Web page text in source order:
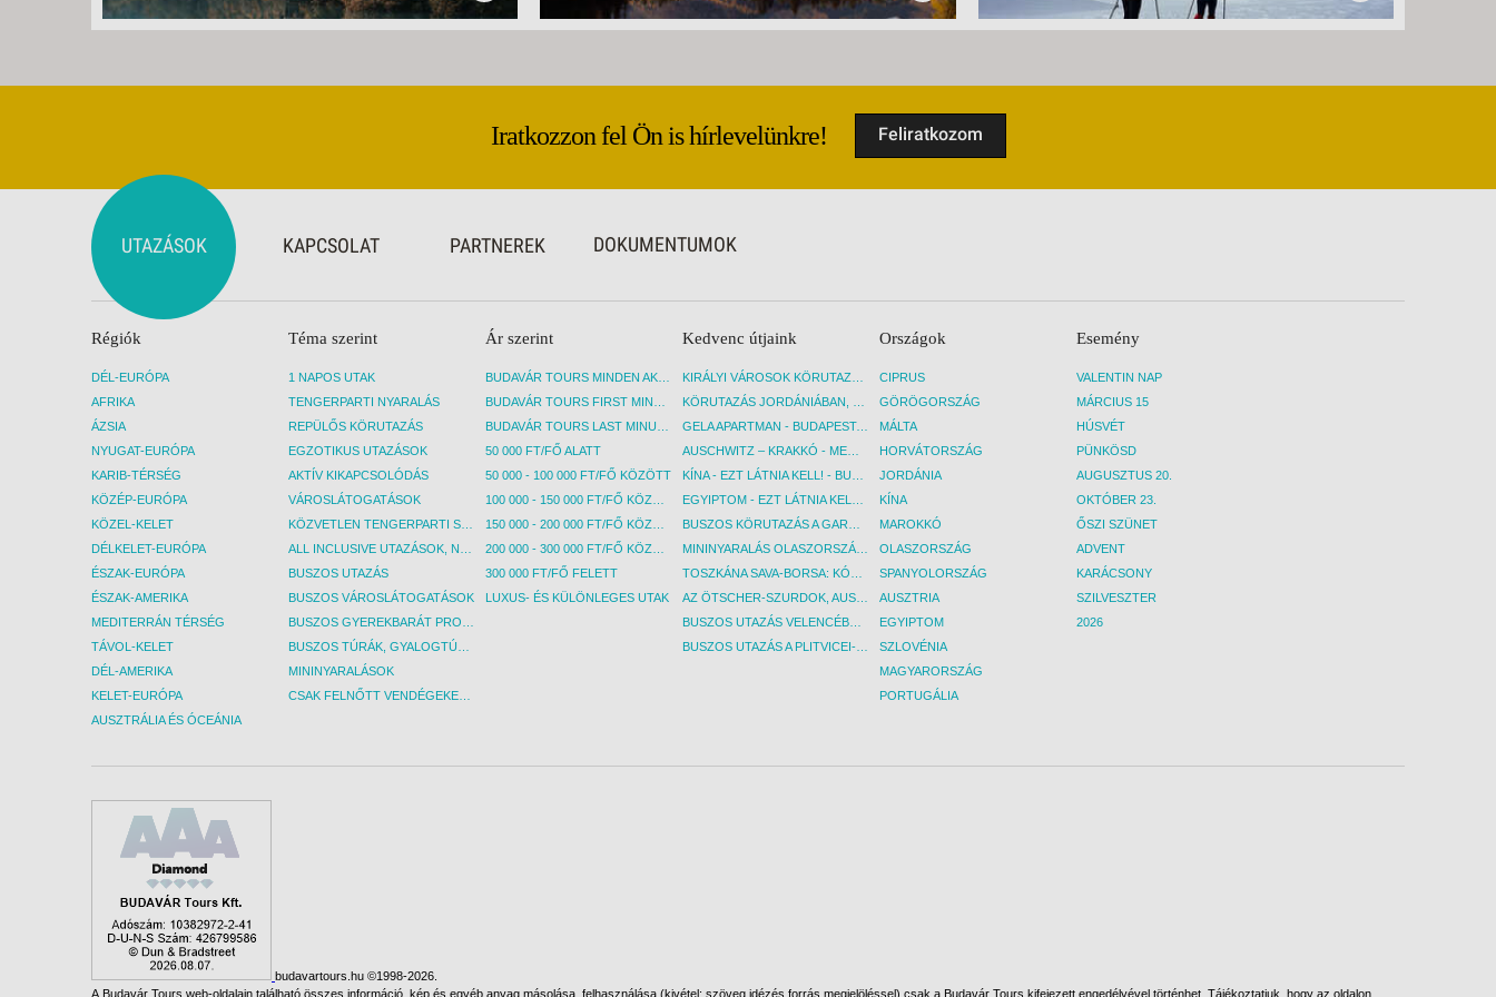
Iratkozzon fel Ön is hírlevelünkre! Feliratkozom
UTAZÁSOK KAPCSOLAT PARTNEREK DOKUMENTUMOK
Régiók
DÉL-EURÓPA
AFRIKA
ÁZSIA
NYUGAT-EURÓPA
KARIB-TÉRSÉG
KÖZÉP-EURÓPA
KÖZEL-KELET
DÉLKELET-EURÓPA
ÉSZAK-EURÓPA
ÉSZAK-AMERIKA
MEDITERRÁN TÉRSÉG
TÁVOL-KELET
DÉL-AMERIKA
KELET-EURÓPA
AUSZTRÁLIA ÉS ÓCEÁNIA
Téma szerint
1 NAPOS UTAK
TENGERPARTI NYARALÁS
REPÜLŐS KÖRUTAZÁS
EGZOTIKUS UTAZÁSOK
AKTÍV KIKAPCSOLÓDÁS
VÁROSLÁTOGATÁSOK
BUSZOS UTAZÁS
BUSZOS VÁROSLÁTOGATÁSOK
MININYARALÁSOK
Ár szerint
50 000 FT/FŐ ALATT
50 000 - 100 000 FT/FŐ KÖZÖTT
300 000 FT/FŐ FELETT
LUXUS- ÉS KÜLÖNLEGES UTAK
Kedvenc útjaink
GELA APARTMAN - BUDAPEST, REPÜLŐ
Országok
CIPRUS
GÖRÖGORSZÁG
MÁLTA
HORVÁTORSZÁG
JORDÁNIA
KÍNA
MAROKKÓ
OLASZORSZÁG
SPANYOLORSZÁG
AUSZTRIA
EGYIPTOM
SZLOVÉNIA
MAGYARORSZÁG
PORTUGÁLIA
Esemény
VALENTIN NAP
MÁRCIUS 15
HÚSVÉT
PÜNKÖSD
AUGUSZTUS 20.
OKTÓBER 23.
ŐSZI SZÜNET
ADVENT
KARÁCSONY
SZILVESZTER
2026
budavartours.hu ©1998-2026.
A Budavár Tours web-oldalain található összes információ, kép és egyéb anyag másolása, felhasználása (kivétel: szöveg idézés forrás megjelöléssel) csak a Budavár Tours kifejezett engedélyével történhet. Tájékoztatjuk, hogy az oldalon